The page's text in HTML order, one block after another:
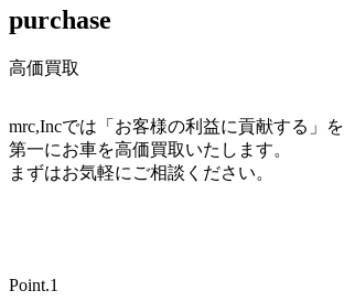
purchase
高価買取
mrc,Incでは「お客様の利益に貢献する」を
第一にお車を高価買取いたします。
まずはお気軽にご相談ください。
Point.1